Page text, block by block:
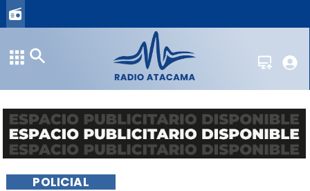
POLICIAL